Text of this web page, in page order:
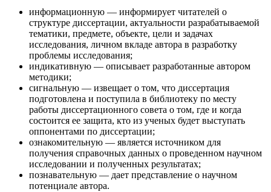
информационную — информирует читателей о
структуре диссер­тации, актуальности разрабатываемой
тематики, предмете, объекте, цели и задачах
исследования, личном вкладе автора в разработку
проблемы исследования;
индикативную — описывает разработанные автором
методики;
сигнальную — извещает о том, что диссертация
подготовлена и поступила в библиотеку по месту
работы диссертационного совета о том, где и когда
состоится ее защита, кто из ученых будет выступать
оппонентами по диссертации;
ознакомительную — является источником для
получения справочных данных о проведенном научном
исследовании и полученных результатах;
познавательную — дает представление о научном
потенциале автора.